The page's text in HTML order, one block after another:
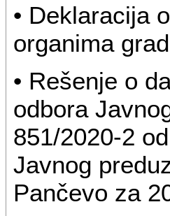
• Deklaracija
organima
• Rešenje o
odbora
851/2020-2
Javnog
Pančevo za